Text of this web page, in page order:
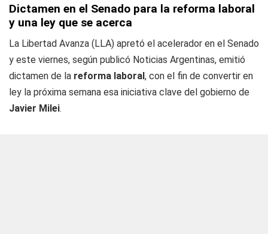
Dictamen en el Senado para la reforma laboral
y una ley que se acerca
La Libertad Avanza (LLA) apretó el acelerador en el Senado
y este viernes, según publicó Noticias Argentinas, emitió
dictamen de la reforma laboral, con el fin de convertir en
ley la próxima semana esa iniciativa clave del gobierno de
Javier Milei.